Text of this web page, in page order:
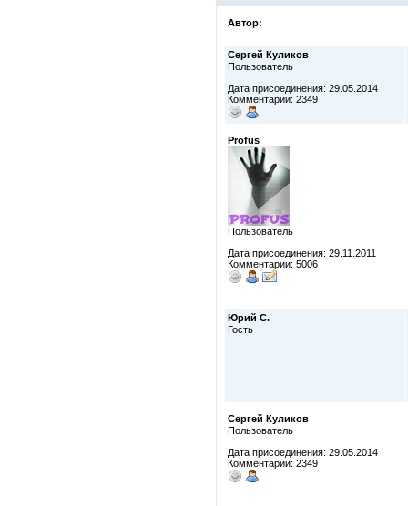
Автор:
Сергей Куликов
Пользователь
Дата присоединения: 29.05.2014
Комментарии: 2349
Profus
Пользователь
Дата присоединения: 29.11.2011
Комментарии: 5006
Юрий С.
Гость
Сергей Куликов
Пользователь
Дата присоединения: 29.05.2014
Комментарии: 2349